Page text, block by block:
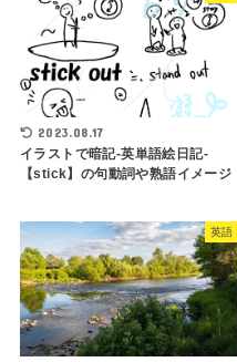
2023.08.17
イラストで暗記-英単語絵日記-
【stick】の句動詞や熟語イメージ
英語